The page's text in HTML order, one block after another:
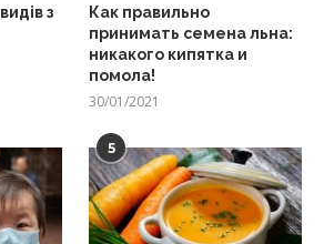
з
Как правильно
принимать семена льна:
никакого кипятка и
помола!
30/01/2021
5